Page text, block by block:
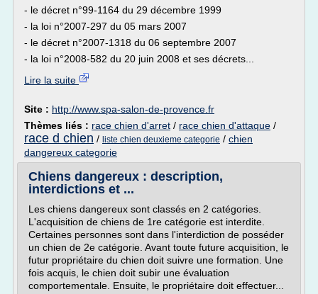
- le décret n°99-1164 du 29 décembre 1999
- la loi n°2007-297 du 05 mars 2007
- le décret n°2007-1318 du 06 septembre 2007
- la loi n°2008-582 du 20 juin 2008 et ses décrets...
Lire la suite
Site : http://www.spa-salon-de-provence.fr
Thèmes liés : race chien d'arret / race chien d'attaque /
race d chien / liste chien deuxieme categorie / chien
dangereux categorie
Chiens dangereux : description,
interdictions et ...
Les chiens dangereux sont classés en 2 catégories.
L'acquisition de chiens de 1re catégorie est interdite.
Certaines personnes sont dans l'interdiction de posséder
un chien de 2e catégorie. Avant toute future acquisition, le
futur propriétaire du chien doit suivre une formation. Une
fois acquis, le chien doit subir une évaluation
comportementale. Ensuite, le propriétaire doit effectuer...